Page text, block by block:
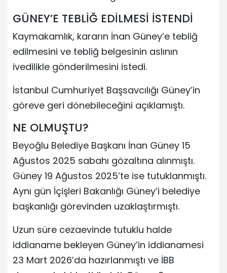
GÜNEY’E TEBLİĞ EDİLMESİ İSTENDİ
Kaymakamlık, kararın İnan Güney’e tebliğ
edilmesini ve tebliğ belgesinin aslının
ivedilikle gönderilmesini istedi.
İstanbul Cumhuriyet Başsavcılığı Güney’in
göreve geri dönebileceğini açıklamıştı.
NE OLMUŞTU?
Beyoğlu Belediye Başkanı İnan Güney 15
Ağustos 2025 sabahı gözaltına alınmıştı.
Güney 19 Ağustos 2025’te ise tutuklanmıştı.
Aynı gün İçişleri Bakanlığı Güney’i belediye
başkanlığı görevinden uzaklaştırmıştı.
Uzun süre cezaevinde tutuklu halde
iddianame bekleyen Güney’in iddianamesi
23 Mart 2026’da hazırlanmıştı ve İBB